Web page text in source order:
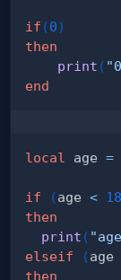
if (0)
then
print (
end
local age =
if (age < 18
then
print (
elseif
(age
then